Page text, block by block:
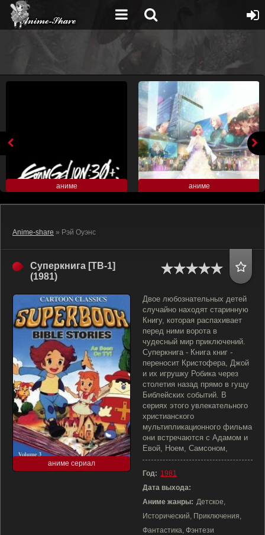
аниме аниме
Anime-share » Рэй Оуэнс
Суперкнига [ТВ-1]
(1981)
аниме сериал
Двое любознательных детей
случайно находят старинную
Книгу, которая распахивает
перед ними ворота в
чудесный мир приключений.
Суперкнига - Книга книг -
переносит Кристофера, Джой
и их игрушку Робика через
столетия назад прямо в гущу
Библейских событий. В
сериях этого увлекательного
христианского
мультипликационного фильма
они встречаются с Адамом и
Евой, Ноем, Самсоном,
Год: 1981
Дата выхода:
Аниме жанры: Детское,
Исторический, Приключения,
Фантастика, Фэнтези